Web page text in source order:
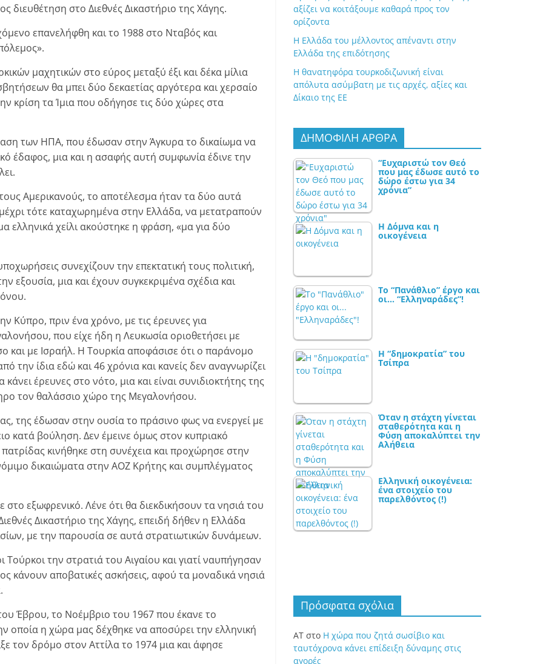
διευθέτηση στο Διεθνές Δικαστήριο της Χάγης.
επανελήφθη και το 1988 στο Νταβός και
μαχητικών στο εύρος μεταξύ έξι και δέκα μίλια
θα μπει δύο δεκαετίας αργότερα και χερσαίο
κρίση τα Ίμια που οδήγησε τις δύο χώρες στα
των ΗΠΑ, που έδωσαν στην Άγκυρα το δικαίωμα να
έδαφος, μια και η ασαφής αυτή συμφωνία έδινε την
Αμερικανούς, το αποτέλεσμα ήταν τα δύο αυτά
μέχρι τότε καταχωρημένα στην Ελλάδα, να μετατραπούν
ελληνικά χείλι ακούστηκε η φράση, «μα για δύο
συνεχίζουν την επεκτατική τους πολιτική,
μια και έχουν συγκεκριμένα σχέδια και
Κύπρο, πριν ένα χρόνο, με τις έρευνες για
που είχε ήδη η Λευκωσία οριοθετήσει με
και με Ισραήλ. Η Τουρκία αποφάσισε ότι ο παράνομο
την ίδια εδώ και 46 χρόνια και κανείς δεν αναγνωρίζει
έρευνες στο νότο, μια και είναι συνιδιοκτήτης της
τον θαλάσσιο χώρο της Μεγαλονήσου.
της έδωσαν στην ουσία το πράσινο φως να ενεργεί με
κατά βούληση. Δεν έμεινε όμως στον κυπριακό
κινήθηκε στη συνέχεια και προχώρησε στην
δικαιώματα στην ΑΟΖ Κρήτης και συμπλέγματος
εξωφρενικό. Λένε ότι θα διεκδικήσουν τα νησιά του
Δικαστήριο της Χάγης, επειδή δήθεν η Ελλάδα
με την παρουσία σε αυτά στρατιωτικών δυνάμεων.
Τούρκοι την στρατιά του Αιγαίου και γιατί ναυπήγησαν
κάνουν αποβατικές ασκήσεις, αφού τα μοναδικά νησιά
Έβρου, το Νοέμβριο του 1967 που έκανε το
οποία η χώρα μας δέχθηκε να αποσύρει την ελληνική
τον δρόμο στον Αττίλα το 1974 μια και άφησε
αξίζει να κοιτάξουμε καθαρά προς τον
ορίζοντα
Η Ελλάδα του μέλλοντος απέναντι στην
Ελλάδα της επιδότησης
Η θανατηφόρα τουρκοδιζωνική είναι
απόλυτα ασύμβατη με τις αρχές, αξίες και
Δίκαιο της ΕΕ
ΔΗΜΟΦΙΛΗ ΑΡΘΡΑ
“Ευχαριστώ τον Θεό
που μας έδωσε αυτό το
δώρο έστω για 34
χρόνια”
Η Δόμνα και η
οικογένεια
Το “Πανάθλιο” έργο και
οι… “Ελληναράδες”!
Η “δημοκρατία” του
Τσίπρα
Όταν η στάχτη γίνεται
σταθερότητα και η
Φύση αποκαλύπτει την
Αλήθεια
Ελληνική οικογένεια:
ένα στοιχείο του
παρελθόντος (!)
Πρόσφατα σχόλια
ΑΤ στο Η χώρα που ζητά σωσίβιο και
ταυτόχρονα κάνει επίδειξη δύναμης στις
αγορές